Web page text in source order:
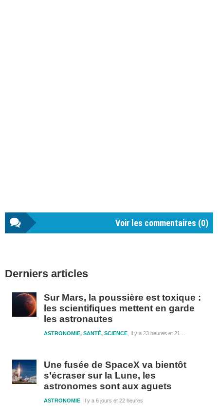
Voir les commentaires (0)
latérale
Derniers articles
Sur Mars, la poussière est toxique :
les scientifiques mettent en garde
les astronautes
Il y a 23 heures et 21 minutes
ASTRONOMIE, SANTÉ, SCIENCE
Une fusée de SpaceX va bientôt
s’écraser sur la Lune, les
astronomes sont aux aguets
Il y a 6 jours et 22 heures
ASTRONOMIE